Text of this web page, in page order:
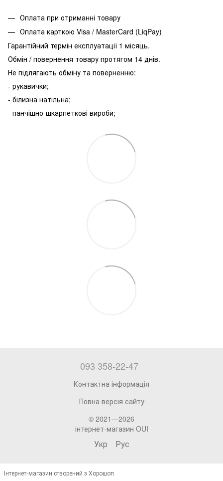
Оплата при отриманні товару
Оплата карткою Visa / MasterCard (LiqPay)
Гарантійний термін експлуатації 1 місяць.
Обмін / повернення товару протягом 14 днів.
Не підлягають обміну та поверненню:
- рукавички;
- білизна натільна;
- панчішно-шкарпеткові вироби;
093 358-22-47
Контактна інформація
Повна версія сайту
© 2021—2026
інтернет-магазин OUI
Укр Рус
Інтернет-магазин створений з Хорошоп